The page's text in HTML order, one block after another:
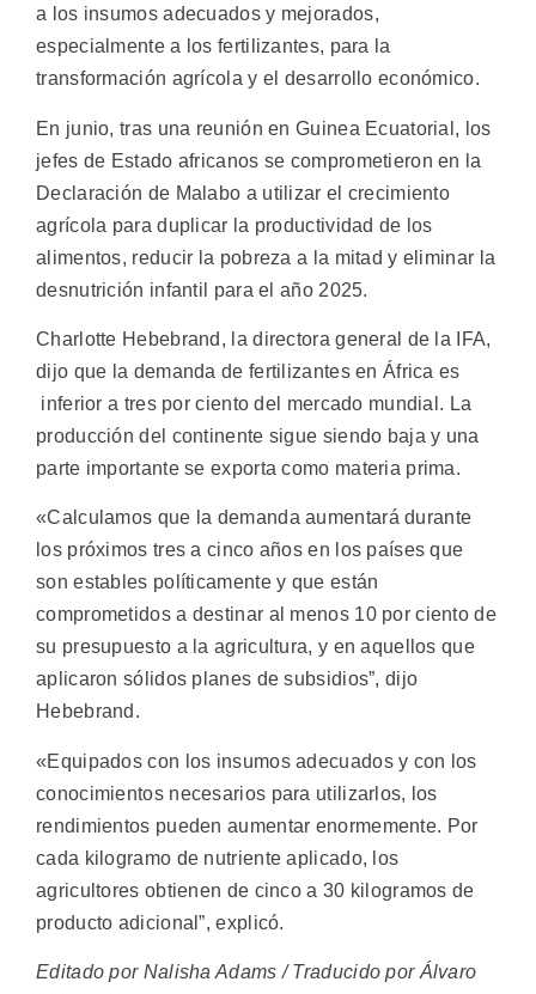
a los insumos adecuados y mejorados,
especialmente a los fertilizantes, para la
transformación agrícola y el desarrollo económico.
En junio, tras una reunión en Guinea Ecuatorial, los
jefes de Estado africanos se comprometieron en la
Declaración de Malabo a utilizar el crecimiento
agrícola para duplicar la productividad de los
alimentos, reducir la pobreza a la mitad y eliminar la
desnutrición infantil para el año 2025.
Charlotte Hebebrand, la directora general de la IFA,
dijo que la demanda de fertilizantes en África es
inferior a tres por ciento del mercado mundial. La
producción del continente sigue siendo baja y una
parte importante se exporta como materia prima.
«Calculamos que la demanda aumentará durante
los próximos tres a cinco años en los países que
son estables políticamente y que están
comprometidos a destinar al menos 10 por ciento de
su presupuesto a la agricultura, y en aquellos que
aplicaron sólidos planes de subsidios”, dijo
Hebebrand.
«Equipados con los insumos adecuados y con los
conocimientos necesarios para utilizarlos, los
rendimientos pueden aumentar enormemente. Por
cada kilogramo de nutriente aplicado, los
agricultores obtienen de cinco a 30 kilogramos de
producto adicional”, explicó.
Editado por Nalisha Adams / Traducido por Álvaro